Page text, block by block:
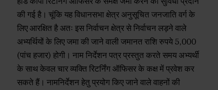
की गई है। चूंकि यह विधानसभा क्षेत्र अनुसूचित जनजाति वर्ग के
लिए आरक्षित है अतः इस निर्वाचन क्षेत्र से निर्वाचन लड़ने वाले
अभ्यर्थियों के लिए जमा की जाने वाली जमानत राशि रुपये 5,000
(पांच हजार) होगी। नाम निर्देशन पत्र प्रस्तुत करते समय अभ्यर्थी
के साथ केवल चार व्यक्ति रिटर्निंग ऑफिसर के कक्ष में प्रवेश कर
सकते हैं। नामनिर्देशन हेतु प्रयोग किए जाने वाले वाहनों की